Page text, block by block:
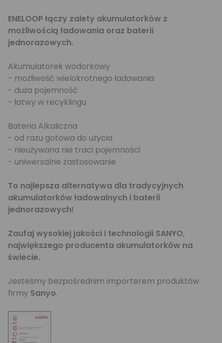
ENELOOP łączy zalety akumulatorków z
możliwością ładowania oraz baterii
jednorazowych.
Akumulatorek wodorkowy
- możliwość wielokrotnego ładowania
- duża pojemność
- łatwy w recyklingu
Bateria Alkaliczna
- od razu gotowa do użycia
- nieużywana nie traci pojemności
- uniwersalne zastosowanie
To najlepsza alternatywa dla tradycyjnych
akumulatorków ładowalnych i baterii
jednorazowych!
Zaufaj wysokiej jakości i technologii SANYO,
największego producenta akumulatorków na
świecie.
Jesteśmy bezpośrednim importerem produktów
firmy Sanyo.